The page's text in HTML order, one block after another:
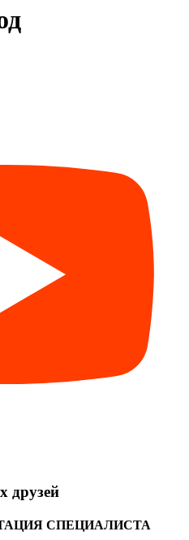
друзей
СПЕЦИАЛИСТА